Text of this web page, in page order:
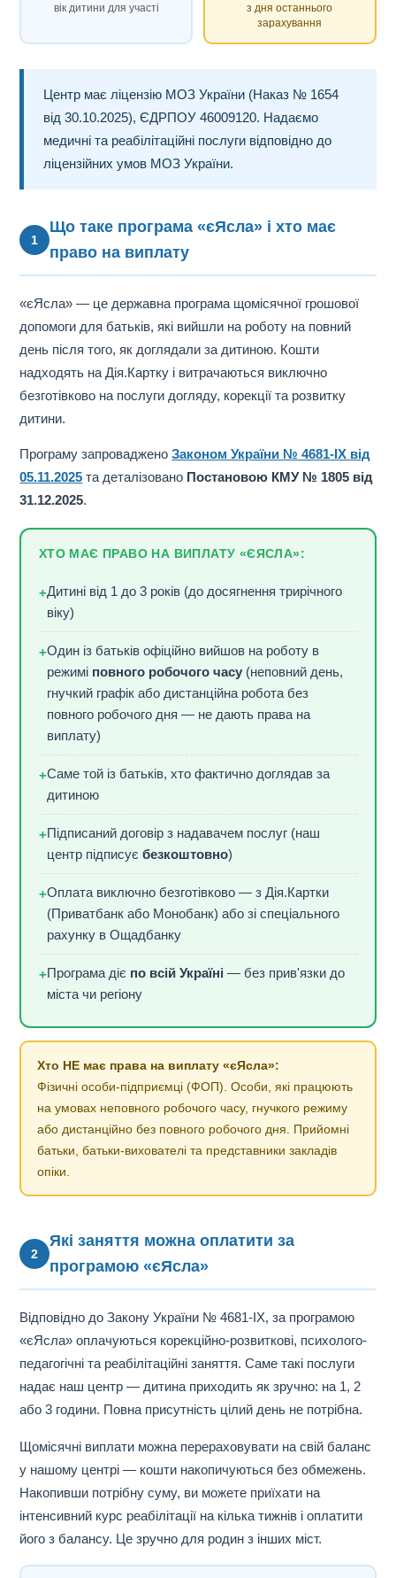
вік дитини для участі
з дня останнього
зарахування
Центр має ліцензію МОЗ України (Наказ № 1654
від 30.10.2025), ЄДРПОУ 46009120. Надаємо
медичні та реабілітаційні послуги відповідно до
ліцензійних умов МОЗ України.
1
Що таке програма «єЯсла» і хто має
право на виплату
«єЯсла» — це державна програма щомісячної грошової
допомоги для батьків, які вийшли на роботу на повний
день після того, як доглядали за дитиною. Кошти
надходять на Дія.Картку і витрачаються виключно
безготівково на послуги догляду, корекції та розвитку
дитини.
Програму запровадженоЗаконом України № 4681-IX від
05.11.2025 та деталізовано Постановою КМУ № 1805 від
31.12.2025.
ХТО МАЄ ПРАВО НА ВИПЛАТУ «ЄЯСЛА»:
+Дитині від 1 до 3 років (до досягнення трирічного
віку)
+Один із батьків офіційно вийшов на роботу в
режимі повного робочого часу(неповний день,
гнучкий графік або дистанційна робота без
повного робочого дня — не дають права на
виплату)
+Саме той із батьків, хто фактично доглядав за
дитиною
+Підписаний договір з надавачем послуг (наш
центр підписує безкоштовно)
+Оплата виключно безготівково — з Дія.Картки
(Приватбанк або Монобанк) або зі спеціального
рахунку в Ощадбанку
+Програма діє по всій Україні — без прив'язки до
міста чи регіону
Хто НЕ має права на виплату «єЯсла»:
Фізичні особи-підприємці (ФОП). Особи, які працюють
на умовах неповного робочого часу, гнучкого режиму
або дистанційно без повного робочого дня. Прийомні
батьки, батьки-вихователі та представники закладів
опіки.
2
Які заняття можна оплатити за
програмою «єЯсла»
Відповідно до Закону України № 4681-IX, за програмою
«єЯсла» оплачуються корекційно-розвиткові, психолого-
педагогічні та реабілітаційні заняття. Саме такі послуги
надає наш центр — дитина приходить як зручно: на 1, 2
або 3 години. Повна присутність цілий день не потрібна.
Щомісячні виплати можна перераховувати на свій баланс
у нашому центрі — кошти накопичуються без обмежень.
Накопивши потрібну суму, ви можете приїхати на
інтенсивний курс реабілітації на кілька тижнів і оплатити
його з балансу. Це зручно для родин з інших міст.